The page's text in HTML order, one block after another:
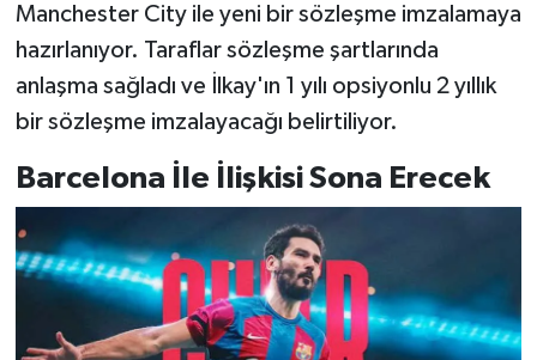
Manchester City ile yeni bir sözleşme imzalamaya
hazırlanıyor. Taraflar sözleşme şartlarında
anlaşma sağladı ve İlkay'ın 1 yılı opsiyonlu 2 yıllık
bir sözleşme imzalayacağı belirtiliyor.
Barcelona İle İlişkisi Sona Erecek